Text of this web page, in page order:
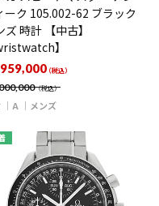
ーク 105.002-62 ブラック
ズ 時計 【中古】
】
（税込）
（税込）
A メンズ